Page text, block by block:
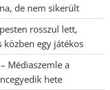
de nem sikerült
rosszul lett,
közben egy játékos
Médiaszemle a
hete